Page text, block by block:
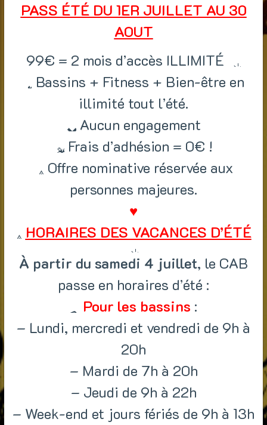
PASS ÉTÉ DU 1ER JUILLET AU 30
AOUT
99€ = 2 mois d’accès ILLIMITÉ
Bassins + Fitness + Bien-être en
illimité tout l’été.
Aucun engagement
Frais d’adhésion = 0€ !
Offre nominative réservée aux
personnes majeures.
♥
HORAIRES DES VACANCES D’ÉTÉ
À partir du samedi 4 juillet, le CAB
passe en horaires d’été :
Pour les bassins :
– Lundi, mercredi et vendredi de 9h à
20h
– Mardi de 7h à 20h
– Jeudi de 9h à 22h
– Week-end et jours fériés de 9h à 13h